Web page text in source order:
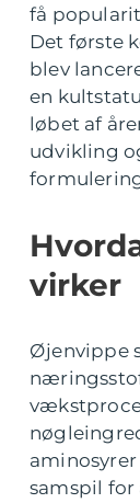
få
Det første
blev
en
løbet af
udvikling
virker
Øjenvippe
samspil for